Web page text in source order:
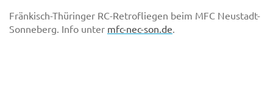
Fränkisch-Thüringer RC-Retrofliegen beim MFC Neustadt-
Sonneberg. Info unter mfc-nec-son.de